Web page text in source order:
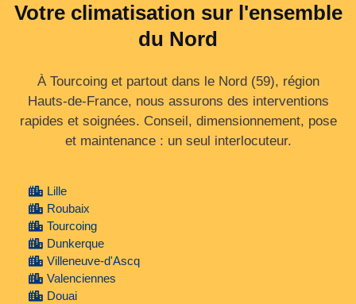
Votre climatisation sur l'ensemble
du Nord
À Tourcoing et partout dans le Nord (59), région
Hauts‑de‑France, nous assurons des interventions
rapides et soignées. Conseil, dimensionnement, pose
et maintenance : un seul interlocuteur.
Lille
Roubaix
Tourcoing
Dunkerque
Villeneuve-d'Ascq
Valenciennes
Douai